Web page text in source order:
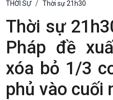
THỜI SỰ Thời sự 21h30
Thời sự
Pháp đề
xóa bỏ 1/3
phủ vào cuối